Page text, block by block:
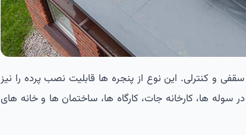
و کنترلی. این نوع از پنجره ها قابلیت نصب پرده را نیز
ها، کارخانه جات، کارگاه ها، ساختمان ها و خانه های